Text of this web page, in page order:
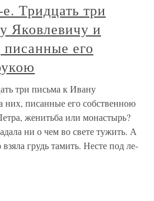
Тридцать три
Яковлевичу и
его
три письма к Ивану
них, писанные его собственною
женитьба или монастырь?
ни о чем во свете тужить. А
грудь тамить. Несте под ле-